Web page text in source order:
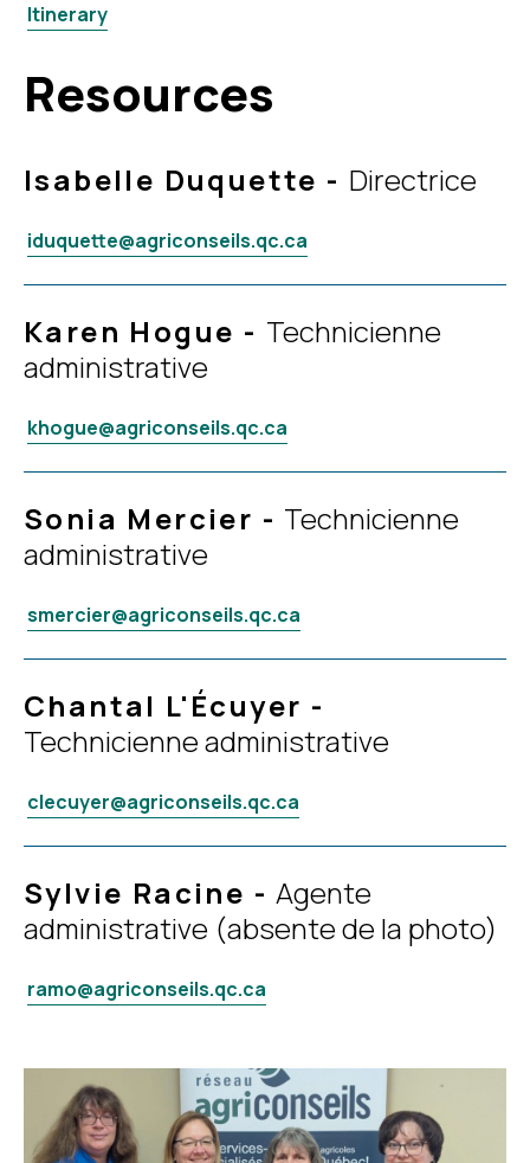
Itinerary
Resources
Isabelle Duquette - Directrice
iduquette@agriconseils.qc.ca
Karen Hogue - Technicienne
administrative
khogue@agriconseils.qc.ca
Sonia Mercier - Technicienne
administrative
smercier@agriconseils.qc.ca
Chantal L'Écuyer -
Technicienne administrative
clecuyer@agriconseils.qc.ca
Sylvie Racine - Agente
administrative (absente de la photo)
ramo@agriconseils.qc.ca